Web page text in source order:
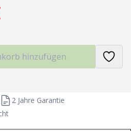
hinzufügen
2 Jahre Garantie